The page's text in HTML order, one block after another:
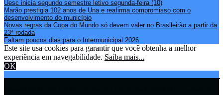
Uesc inicia segundo semestre letivo segunda-feira (10)
Marão prestigia 102 anos de Una e reafirma compromisso com o
desenvolvimento do município
Novas regras da Copa do Mundo só devem valer no Brasileirão a partir da
23ª rodada
Faltam poucos dias para o Intermunicipal 2026
Este site usa cookies para garantir que você obtenha a melhor
experiência em navegabilidade. Saiba mais...
OK